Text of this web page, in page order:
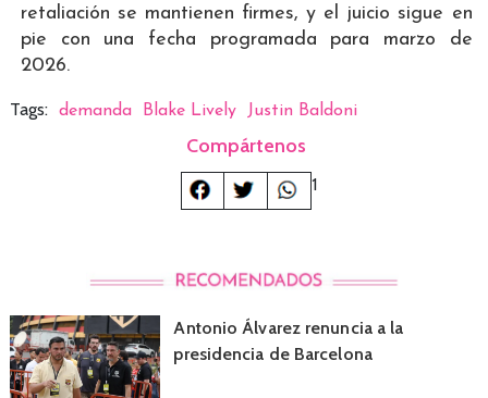
retaliación se mantienen firmes, y el juicio sigue en
pie con una fecha programada para marzo de
2026.
Tags: demanda Blake Lively Justin Baldoni
Compártenos
1
Antonio Álvarez renuncia a la
presidencia de Barcelona